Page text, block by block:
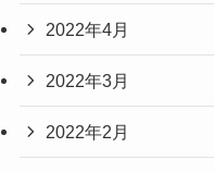
2022年4月
2022年3月
2022年2月